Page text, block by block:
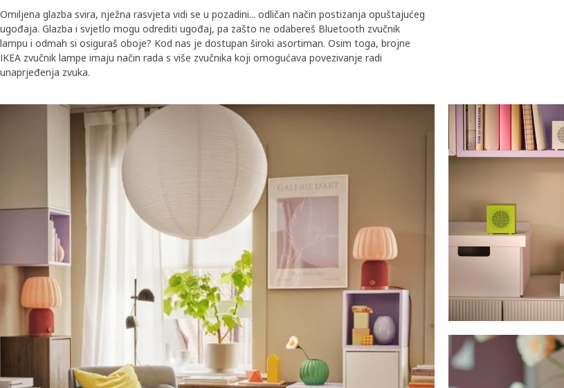
Omiljena glazba svira, nježna rasvjeta vidi se u pozadini... odličan način postizanja opuštajućeg
ugođaja. Glazba i svjetlo mogu odrediti ugođaj, pa zašto ne odabereš Bluetooth zvučnik
lampu i odmah si osiguraš oboje? Kod nas je dostupan široki asortiman. Osim toga, brojne
IKEA zvučnik lampe imaju način rada s više zvučnika koji omogućava povezivanje radi
unaprjeđenja zvuka.